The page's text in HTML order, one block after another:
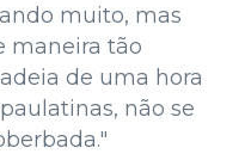
muito, mas
maneira tão
de uma hora
não se